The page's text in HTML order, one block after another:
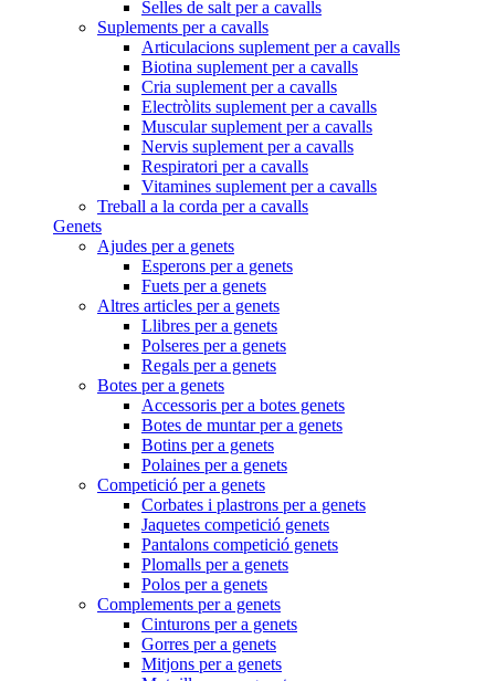
Selles de salt per a cavalls
Suplements per a cavalls
Articulacions suplement per a cavalls
Biotina suplement per a cavalls
Cria suplement per a cavalls
Electròlits suplement per a cavalls
Muscular suplement per a cavalls
Nervis suplement per a cavalls
Respiratori per a cavalls
Vitamines suplement per a cavalls
Treball a la corda per a cavalls
Genets
Ajudes per a genets
Esperons per a genets
Fuets per a genets
Altres articles per a genets
Llibres per a genets
Polseres per a genets
Regals per a genets
Botes per a genets
Accessoris per a botes genets
Botes de muntar per a genets
Botins per a genets
Polaines per a genets
Competició per a genets
Corbates i plastrons per a genets
Jaquetes competició genets
Pantalons competició genets
Plomalls per a genets
Polos per a genets
Complements per a genets
Cinturons per a genets
Gorres per a genets
Mitjons per a genets